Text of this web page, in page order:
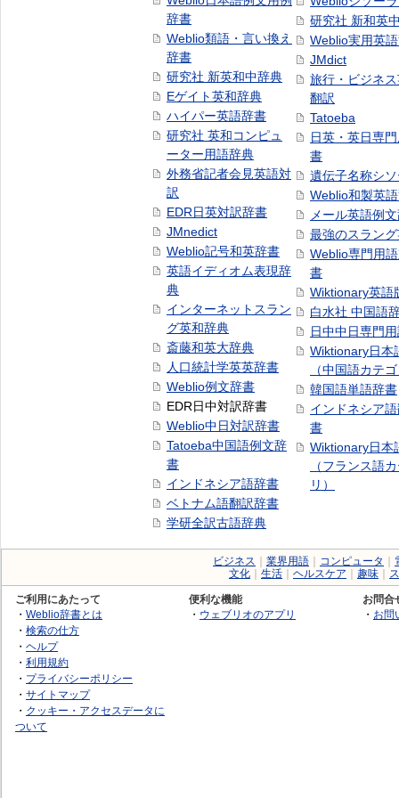
辞書
Weblio類語・言い換え
辞書
研究社 新英和中辞典
Eゲイト英和辞典
ハイパー英語辞書
研究社 英和コンピュ
ーター用語辞典
外務省記者会見英語対
訳
EDR日英対訳辞書
JMnedict
Weblio記号和英辞書
英語イディオム表現辞
典
インターネットスラン
グ英和辞典
斎藤和英大辞典
人口統計学英英辞書
Weblio例文辞書
EDR日中対訳辞書
Weblio中日対訳辞書
Tatoeba中国語例文辞
書
インドネシア語辞書
ベトナム語翻訳辞書
学研全訳古語辞典
研究社 新和英
Weblio実用英
JMdict
旅行・ビジネ
翻訳
Tatoeba
日英・英日専
書
遺伝子名称シ
Weblio和製英
メール英語例
最強のスラン
Weblio専門用
書
Wiktionary英語
白水社 中国語
日中中日専門
Wiktionary日本
（中国語カテ
韓国語単語辞書
インドネシア
書
Wiktionary日本
（フランス語
リ）
ビジネス 業界用語 コンピュータ
文化
生活 ヘルスケア 趣味
ご利用にあたって
・ Weblio辞書とは
・ 検索の仕方
・ ヘルプ
・ 利用規約
・ プライバシーポリシー
・ サイトマップ
・ クッキー・アクセスデータに
ついて
便利な機能
・ ウェブリオのアプリ
お問合
・ お問